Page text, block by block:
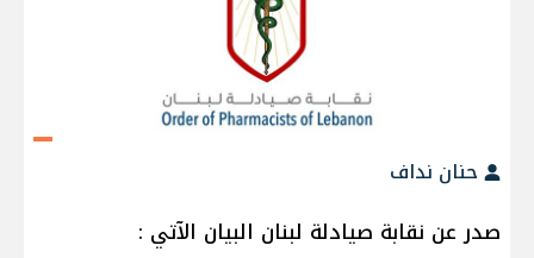
حنان نداف
صدر عن نقابة صيادلة لبنان البيان الآتي :